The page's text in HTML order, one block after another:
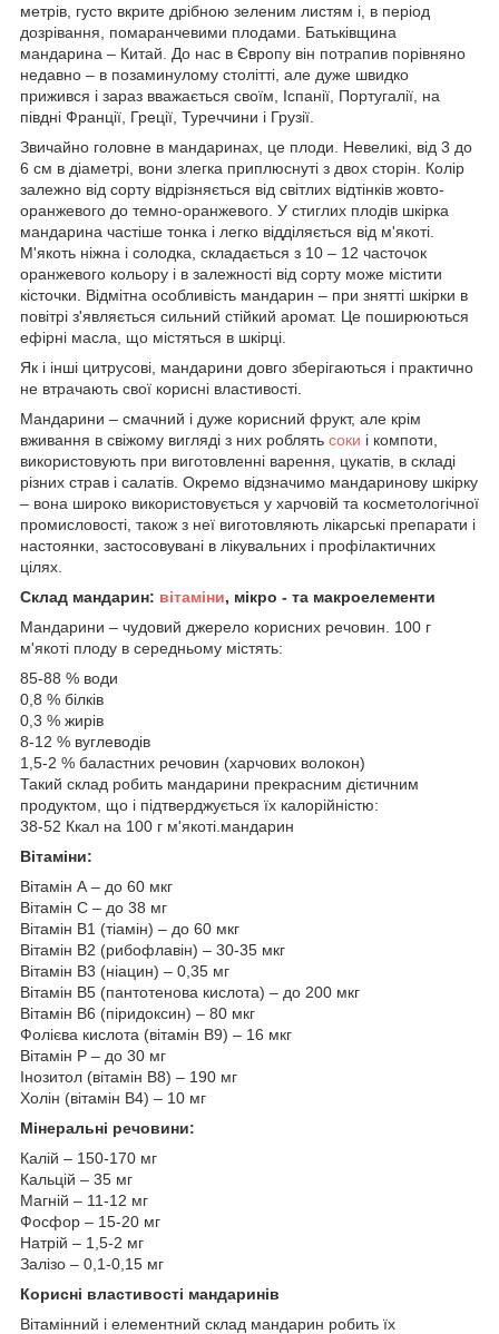
метрів, густо вкрите дрібною зеленим листям і, в період
дозрівання, помаранчевими плодами. Батьківщина
мандарина – Китай. До нас в Європу він потрапив порівняно
недавно – в позаминулому столітті, але дуже швидко
прижився і зараз вважається своїм, Іспанії, Португалії, на
півдні Франції, Греції, Туреччини і Грузії.
Звичайно головне в мандаринах, це плоди. Невеликі, від 3 до
6 см в діаметрі, вони злегка приплюснуті з двох сторін. Колір
залежно від сорту відрізняється від світлих відтінків жовто-
оранжевого до темно-оранжевого. У стиглих плодів шкірка
мандарина частіше тонка і легко відділяється від м'якоті.
М'якоть ніжна і солодка, складається з 10 – 12 часточок
оранжевого кольору і в залежності від сорту може містити
кісточки. Відмітна особливість мандарин – при знятті шкірки в
повітрі з'являється сильний стійкий аромат. Це поширюються
ефірні масла, що містяться в шкірці.
Як і інші цитрусові, мандарини довго зберігаються і практично
не втрачають свої корисні властивості.
Мандарини – смачний і дуже корисний фрукт, але крім
вживання в свіжому вигляді з них роблять соки і компоти,
використовують при виготовленні варення, цукатів, в складі
різних страв і салатів. Окремо відзначимо мандаринову шкірку
– вона широко використовується у харчовій та косметологічної
промисловості, також з неї виготовляють лікарські препарати і
настоянки, застосовувані в лікувальних і профілактичних
цілях.
Склад мандарин: вітаміни, мікро - та макроелементи
Мандарини – чудовий джерело корисних речовин. 100 г
м'якоті плоду в середньому містять:
85-88 % води
0,8 % білків
0,3 % жирів
8-12 % вуглеводів
1,5-2 % баластних речовин (харчових волокон)
Такий склад робить мандарини прекрасним дієтичним
продуктом, що і підтверджується їх калорійністю:
38-52 Ккал на 100 г м'якоті.мандарин
Вітаміни:
Вітамін А – до 60 мкг
Вітамін С – до 38 мг
Вітамін В1 (тіамін) – до 60 мкг
Вітамін В2 (рибофлавін) – 30-35 мкг
Вітамін В3 (ніацин) – 0,35 мг
Вітамін В5 (пантотенова кислота) – до 200 мкг
Вітамін В6 (піридоксин) – 80 мкг
Фолієва кислота (вітамін В9) – 16 мкг
Вітамін Р – до 30 мг
Інозитол (вітамін В8) – 190 мг
Холін (вітамін В4) – 10 мг
Мінеральні речовини:
Калій – 150-170 мг
Кальцій – 35 мг
Магній – 11-12 мг
Фосфор – 15-20 мг
Натрій – 1,5-2 мг
Залізо – 0,1-0,15 мг
Корисні властивості мандаринів
Вітамінний і елементний склад мандарин робить їх